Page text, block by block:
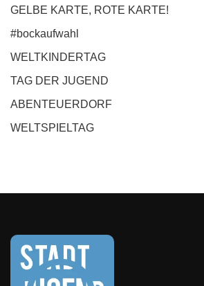
GELBE KARTE, ROTE KARTE!
#bockaufwahl
WELTKINDERTAG
TAG DER JUGEND
ABENTEUERDORF
WELTSPIELTAG